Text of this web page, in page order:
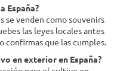
España?
se venden como souvenirs
las leyes locales antes
confirmas que las cumples.
en exterior en España?